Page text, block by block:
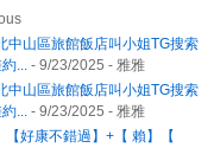
中山區旅館飯店叫小姐TG搜索
... - 9/23/2025 - 雅雅
中山區旅館飯店叫小姐TG搜索
... - 9/23/2025 - 雅雅
【好康不錯過】+【 賴】【